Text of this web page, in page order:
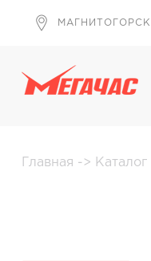
МАГНИТОГОРСК
Главная -> Каталог